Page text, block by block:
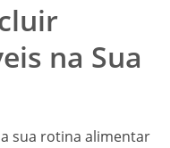
na Sua
sua rotina alimentar